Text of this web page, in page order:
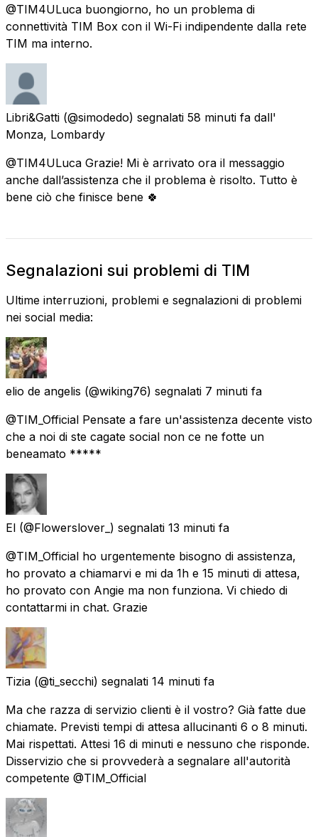
@TIM4ULuca buongiorno, ho un problema di
connettività TIM Box con il Wi-Fi indipendente dalla rete
TIM ma interno.
Libri&Gatti (@simodedo) segnalati 58 minuti fa dall'
Monza, Lombardy
@TIM4ULuca Grazie! Mi è arrivato ora il messaggio
anche dall’assistenza che il problema è risolto. Tutto è
bene ciò che finisce bene 🍀
Segnalazioni sui problemi di TIM
Ultime interruzioni, problemi e segnalazioni di problemi
nei social media:
elio de angelis (@wiking76) segnalati 7 minuti fa
@TIM_Official Pensate a fare un'assistenza decente visto
che a noi di ste cagate social non ce ne fotte un
beneamato *****
El (@Flowerslover_) segnalati 13 minuti fa
@TIM_Official ho urgentemente bisogno di assistenza,
ho provato a chiamarvi e mi da 1h e 15 minuti di attesa,
ho provato con Angie ma non funziona. Vi chiedo di
contattarmi in chat. Grazie
Tizia (@ti_secchi) segnalati 14 minuti fa
Ma che razza di servizio clienti è il vostro? Già fatte due
chiamate. Previsti tempi di attesa allucinanti 6 o 8 minuti.
Mai rispettati. Attesi 16 di minuti e nessuno che risponde.
Disservizio che si provvederà a segnalare all'autorità
competente @TIM_Official